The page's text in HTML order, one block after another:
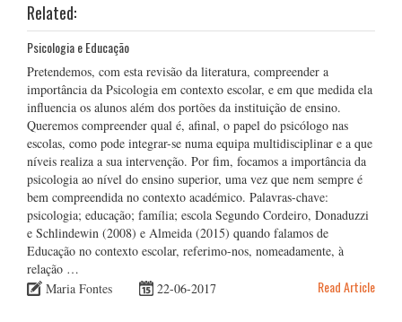
Related:
Psicologia e Educação
Pretendemos, com esta revisão da literatura, compreender a
importância da Psicologia em contexto escolar, e em que medida ela
influencia os alunos além dos portões da instituição de ensino.
Queremos compreender qual é, afinal, o papel do psicólogo nas
escolas, como pode integrar-se numa equipa multidisciplinar e a que
níveis realiza a sua intervenção. Por fim, focamos a importância da
psicologia ao nível do ensino superior, uma vez que nem sempre é
bem compreendida no contexto académico. Palavras-chave:
psicologia; educação; família; escola Segundo Cordeiro, Donaduzzi
e Schlindewin (2008) e Almeida (2015) quando falamos de
Educação no contexto escolar, referimo-nos, nomeadamente, à
relação …
Maria Fontes
22-06-2017 Read Article